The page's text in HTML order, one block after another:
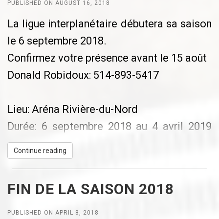
la continuité des activités à l’aréna Rivière-
du-Nord;
Vous référez aux points de couleur noirs
pour le respect de la distanciation aux
bancs des joueurs ainsi que tape bleu dans
Après l’activité
- Les douches sont permises, mais un
maximum de 3 personnes à la fois en
respectant la distanciation;
- Suivre la signalisation pour la sortie en
PUBLISHED ON AUGUST 16, 2018
La ligue interplanétaire débutera sa saison
le 6 septembre 2018.
Confirmez votre présence avant le 15 août
Donald Robidoux: 514-893-5417
Lieu: Aréna Rivière-du-Nord
Durée: 6 septembre 2018 au 4 avril 2019
(28 parties)
Quand: jeudi soir, partie 1 de 20h-21h30 et
Coût: $650 mais ajusté à la baisse au 3e
paiement comme l'an dernier
Continue reading
FIN DE LA SAISON 2018
PUBLISHED ON APRIL 8, 2018